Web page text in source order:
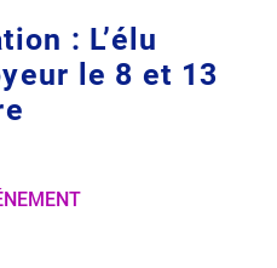
: L’élu
le 8 et 13